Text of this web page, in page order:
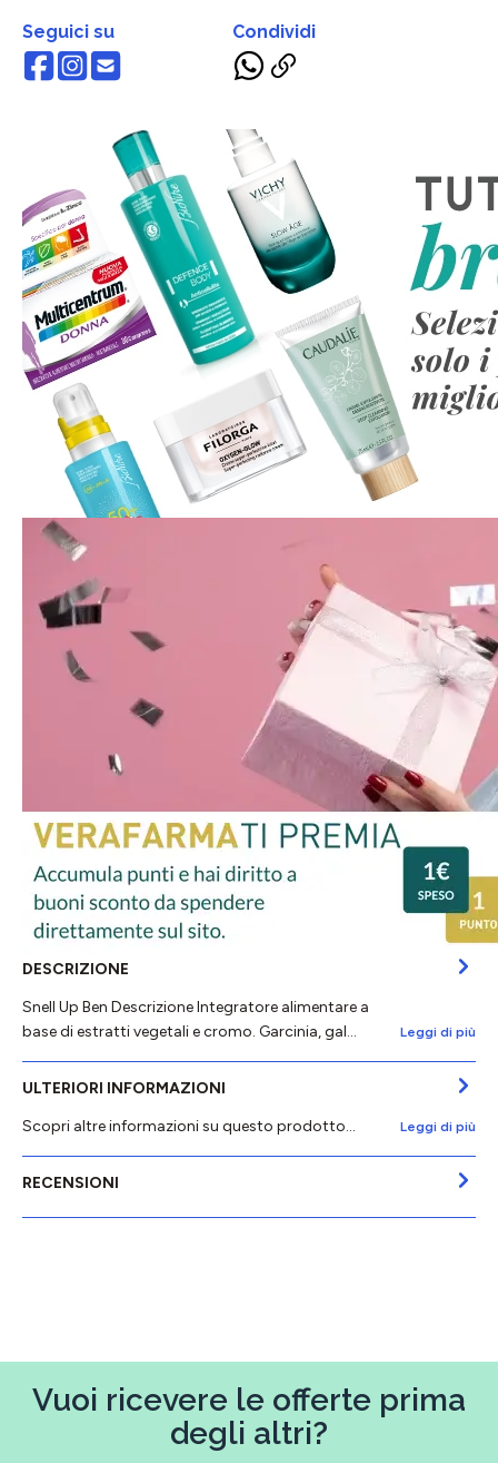
Seguici su Condividi
DESCRIZIONE
Snell Up Ben Descrizione Integratore alimentare a
base di estratti vegetali e cromo. Garcinia, gal…
Leggi di più
ULTERIORI INFORMAZIONI
Scopri altre informazioni su questo prodotto...
Leggi di più
RECENSIONI
Vuoi ricevere le offerte prima
degli altri?